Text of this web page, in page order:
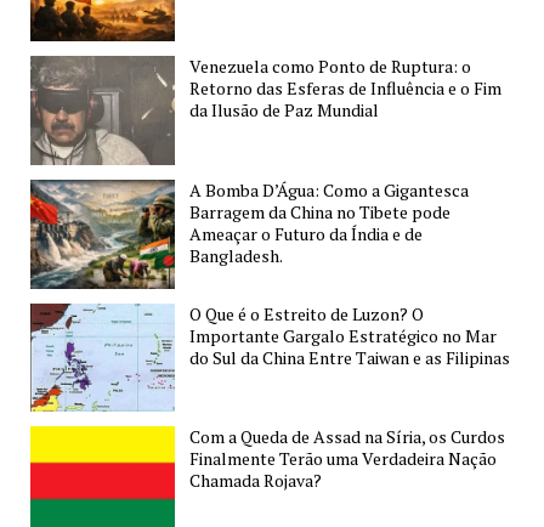
Venezuela como Ponto de Ruptura: o
Retorno das Esferas de Influência e o Fim
da Ilusão de Paz Mundial
A Bomba D’Água: Como a Gigantesca
Barragem da China no Tibete pode
Ameaçar o Futuro da Índia e de
Bangladesh.
O Que é o Estreito de Luzon? O
Importante Gargalo Estratégico no Mar
do Sul da China Entre Taiwan e as Filipinas
Com a Queda de Assad na Síria, os Curdos
Finalmente Terão uma Verdadeira Nação
Chamada Rojava?